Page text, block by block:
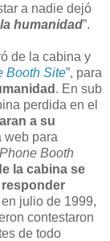
a nadie dejó
humanidad”.
de la cabina y
Booth Site”, para
. En sub
perdida en el
a su
web para
Booth
la cabina se
responder
julio de 1999,
contestaron
de todo